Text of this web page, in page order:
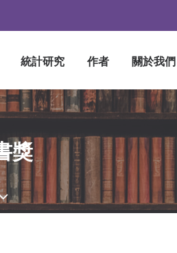
統計研究 作者 關於我們
獎